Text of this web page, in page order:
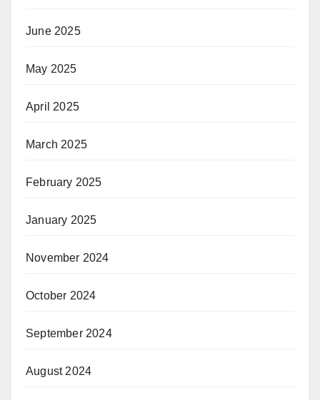
June 2025
May 2025
April 2025
March 2025
February 2025
January 2025
November 2024
October 2024
September 2024
August 2024